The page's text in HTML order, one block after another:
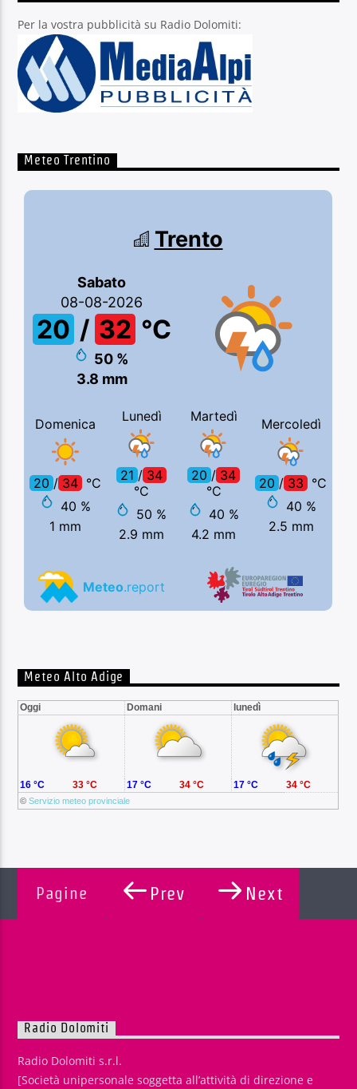
Per la vostra pubblicità su Radio Dolomiti:
Meteo Trentino
Meteo Alto Adige
Oggi Domani lunedì
©Servizio meteo provinciale
16 °C 33 °C 17 °C 34 °C 17 °C 34 °C
Pagine Prev Next
Radio Dolomiti
Radio Dolomiti s.r.l.
[Società unipersonale soggetta all’attività di direzione e